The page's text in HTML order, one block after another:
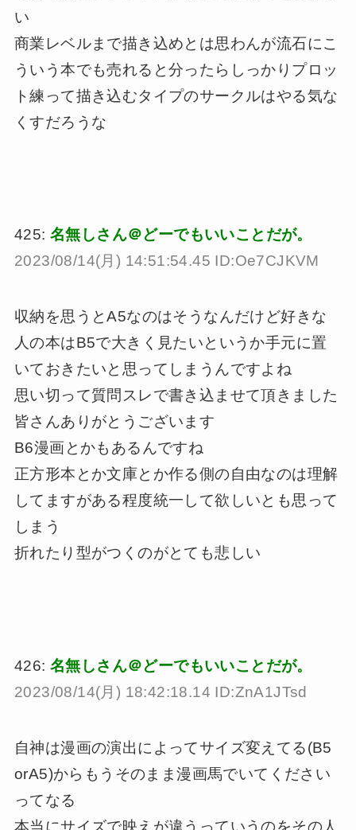
い
商業レベルまで描き込めとは思わんが流石にこ
ういう本でも売れると分ったらしっかりプロッ
ト練って描き込むタイプのサークルはやる気な
くすだろうな
425: 名無しさん＠どーでもいいことだが。
2023/08/14(月) 14:51:54.45 ID:Oe7CJKVM
収納を思うとA5なのはそうなんだけど好きな
人の本はB5で大きく見たいというか手元に置
いておきたいと思ってしまうんですよね
思い切って質問スレで書き込ませて頂きました
皆さんありがとうございます
B6漫画とかもあるんですね
正方形本とか文庫とか作る側の自由なのは理解
してますがある程度統一して欲しいとも思って
しまう
折れたり型がつくのがとても悲しい
426: 名無しさん＠どーでもいいことだが。
2023/08/14(月) 18:42:18.14 ID:ZnA1JTsd
自神は漫画の演出によってサイズ変えてる(B5
orA5)からもうそのまま漫画馬でいてください
ってなる